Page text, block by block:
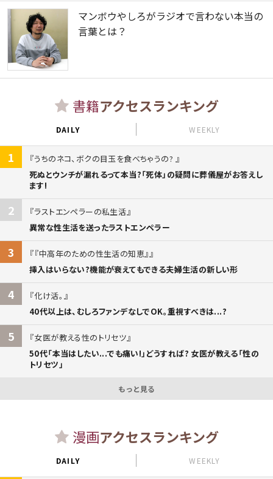
マンボウやしろがラジオで言わない本当の
言葉とは？
書籍アクセスランキング
DAILY WEEKLY
1
うちのネコ、ボクの目玉を食べちゃうの?
死ぬとウンチが漏れるって本当?「死体」の疑問に葬儀屋がお答えし
ます!
2
ラストエンペラーの私生活
異常な性生活を送ったラストエンペラー
3
『中高年のための性生活の知恵』
挿入はいらない?機能が衰えてもできる夫婦生活の新しい形
4
化け活。
40代以上は、むしろファンデなしでOK。重視すべきは...?
5
女医が教える性のトリセツ
50代「本当はしたい...でも痛い!」どうすれば? 女医が教える「性の
トリセツ」
もっと見る
漫画アクセスランキング
DAILY WEEKLY